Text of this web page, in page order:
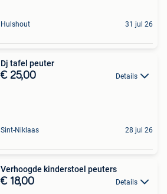
Hulshout 31 jul 26
Dj tafel peuter
€ 25,00 Details
Sint-Niklaas 28 jul 26
Verhoogde kinderstoel peuters
€ 18,00 Details